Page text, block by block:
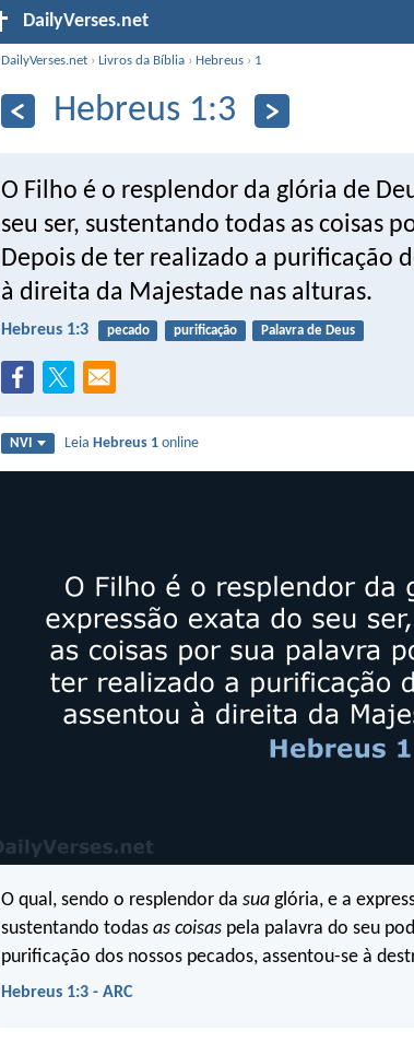
DailyVerses.net
DailyVerses.net ›Livros da Bíblia › Hebreus › 1
Hebreus 1:3
O Filho é o resplendor da glória de
seu ser, sustentando todas as coisas
Depois de ter realizado a purificação
à direita da Majestade nas alturas.
Hebreus 1:3 pecado purificação Palavra de Deus
NVI LeiaHebreus 1 online
O qual, sendo o resplendor da sua glória, e a
sustentando todas as coisas pela palavra do seu
purificação dos nossos pecados, assentou-se à
Hebreus 1:3 - ARC